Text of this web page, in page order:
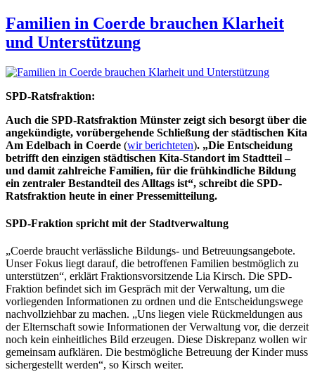
Familien in Coerde brauchen Klarheit
und Unterstützung
SPD-Ratsfraktion:
Auch die SPD-Ratsfraktion Münster zeigt sich besorgt über die
angekündigte, vorübergehende Schließung der städtischen Kita
Am Edelbach in Coerde (wir berichteten). „Die Entscheidung
betrifft den einzigen städtischen Kita-Standort im Stadtteil –
und damit zahlreiche Familien, für die frühkindliche Bildung
ein zentraler Bestandteil des Alltags ist“, schreibt die SPD-
Ratsfraktion heute in einer Pressemitteilung.
SPD-Fraktion spricht mit der Stadtverwaltung
„Coerde braucht verlässliche Bildungs- und Betreuungsangebote.
Unser Fokus liegt darauf, die betroffenen Familien bestmöglich zu
unterstützen“, erklärt Fraktionsvorsitzende Lia Kirsch. Die SPD-
Fraktion befindet sich im Gespräch mit der Verwaltung, um die
vorliegenden Informationen zu ordnen und die Entscheidungswege
nachvollziehbar zu machen. „Uns liegen viele Rückmeldungen aus
der Elternschaft sowie Informationen der Verwaltung vor, die derzeit
noch kein einheitliches Bild erzeugen. Diese Diskrepanz wollen wir
gemeinsam aufklären. Die bestmögliche Betreuung der Kinder muss
sichergestellt werden“, so Kirsch weiter.